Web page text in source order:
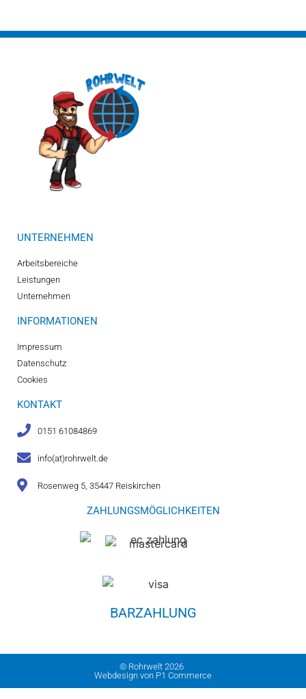
UNTERNEHMEN
Arbeitsbereiche
Leistungen
Unternehmen
INFORMATIONEN
Impressum
Datenschutz
Cookies
KONTAKT
0151 61084869
info(at)rohrwelt.de
Rosenweg 5, 35447 Reiskirchen
ZAHLUNGSMÖGLICHKEITEN
BARZAHLUNG
© Rohrwelt 2026
Webdesign von P1 Commerce